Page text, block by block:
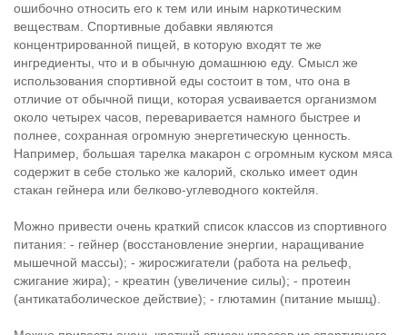
ошибочно относить его к тем или иным наркотическим
веществам. Спортивные добавки являются
концентрированной пищей, в которую входят те же
ингредиенты, что и в обычную домашнюю еду. Смысл же
использования спортивной еды состоит в том, что она в
отличие от обычной пищи, которая усваивается организмом
около четырех часов, переваривается намного быстрее и
полнее, сохранная огромную энергетическую ценность.
Например, большая тарелка макарон с огромным куском мяса
содержит в себе столько же калорий, сколько имеет один
стакан гейнера или белково-углеводного коктейля.
Можно привести очень краткий список классов из спортивного
питания: - гейнер (восстановление энергии, наращивание
мышечной массы); - жиросжигатели (работа на рельеф,
сжигание жира); - креатин (увеличение силы); - протеин
(антикатаболическое действие); - глютамин (питание мышц).